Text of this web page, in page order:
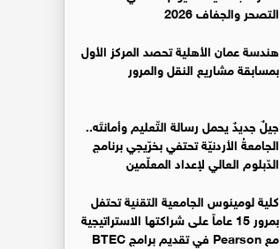
التصحر والجفاف 2026
هندسة عمان الأهلية تحصد المركز الأول
بمسابقة مشاريع النقل والمرور
جيلٌ جديدٌ يحمل رسالة التّعليم وأمانتَه..
الجامعةُ الأردنيّة تحتفي بخرّيجي برنامج
الدّبلوم العالي لإعداد المعلّمين
كلية لومينوس الجامعية التقنية تحتفل
بمرور 15 عاماً على شراكتها الاستراتيجية
مع Pearson في تقديم برامج BTEC